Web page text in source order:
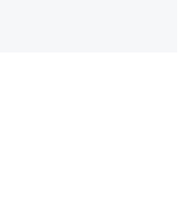
公開した、驚異